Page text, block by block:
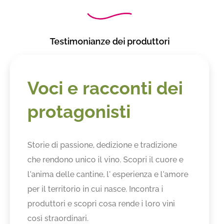
Testimonianze dei produttori
Voci e racconti dei
protagonisti
Storie di passione, dedizione e tradizione
che rendono unico il vino. Scopri il cuore e
l'anima delle cantine, l' esperienza e l'amore
per il territorio in cui nasce. Incontra i
produttori e scopri cosa rende i loro vini
così straordinari.